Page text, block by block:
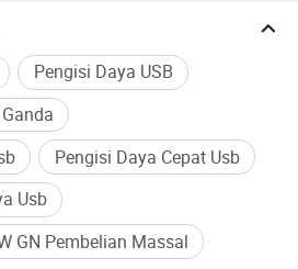
Pengisi Daya USB
Pengisi Daya Cepat Usb
Usb
GN Pembelian Massal